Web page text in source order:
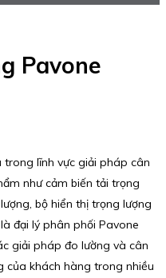
Pavone
trong lĩnh vực giải pháp cân
như cảm biến tải trọng
bộ hiển thị trọng lượng
đại lý phân phối Pavone
giải pháp đo lường và cân
của khách hàng trong nhiều